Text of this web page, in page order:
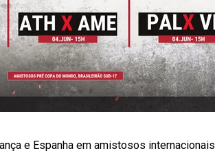
e Espanha em amistosos